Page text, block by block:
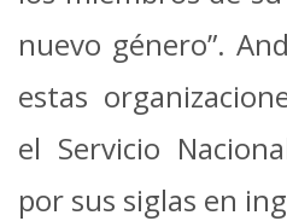
nuevo género”.
estas
el Servicio
por sus siglas en